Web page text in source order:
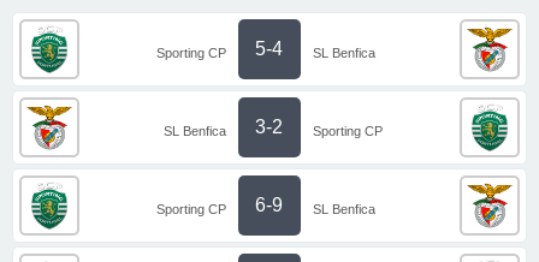
Sporting CP 5-4 SL Benfica
SL Benfica 3-2 Sporting CP
Sporting CP 6-9 SL Benfica